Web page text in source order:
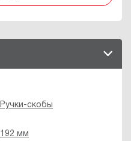
Ручки-скобы
192 мм